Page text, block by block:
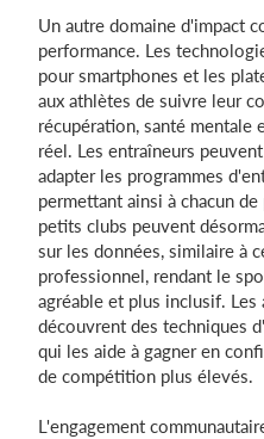
Un autre domaine d'impact
performance. Les
pour smartphones et les
aux athlètes de suivre leur
récupération, santé mentale
réel. Les entraîneurs
adapter les programmes
permettant ainsi à chacun
petits clubs peuvent
sur les données, similaire à
professionnel, rendant le
agréable et plus inclusif. Les
découvrent des techniques
qui les aide à gagner en
de compétition plus élevés.
L'engagement